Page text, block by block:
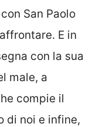
San Paolo
E in
con la sua
male, a
compie il
di noi e infine,